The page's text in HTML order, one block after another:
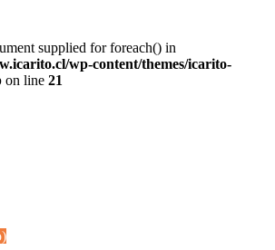
supplied for foreach() in
wp-content/themes/icarito-
on line 21